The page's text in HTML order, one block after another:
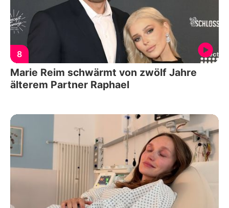
8
Marie Reim schwärmt von zwölf Jahre
älterem Partner Raphael